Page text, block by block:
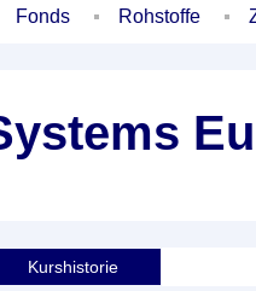
Fonds Rohstoffe
Kurshistorie